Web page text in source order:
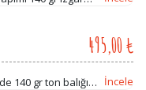
495,00 ₺
140 gr ton balığı,
İncele